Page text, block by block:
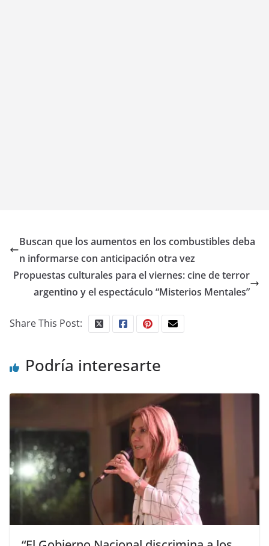
Buscan que los aumentos en los combustibles deba
n informarse con anticipación otra vez
Propuestas culturales para el viernes: cine de terror
argentino y el espectáculo “Misterios Mentales”
Share This Post:
Podría interesarte